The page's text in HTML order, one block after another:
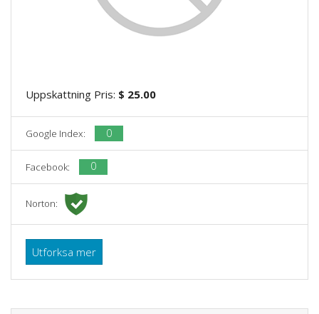
Uppskattning Pris: $ 25.00
Google Index: 0
Facebook: 0
Norton:
Utforksa mer